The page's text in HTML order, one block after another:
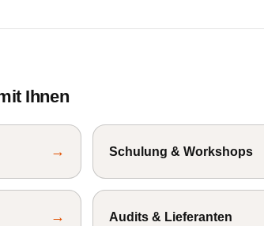
Ihnen
→ Schulung & Workshops
→ Audits & Lieferanten